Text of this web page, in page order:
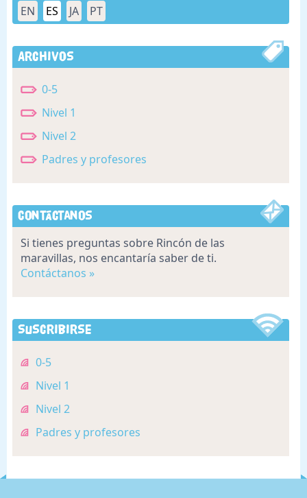
EN ES JA PT
Archivos
0-5
Nivel 1
Nivel 2
Padres y profesores
Contáctanos
Si tienes preguntas sobre Rincón de las
maravillas, nos encantaría saber de ti.
Contáctanos »
Suscribirse
0-5
Nivel 1
Nivel 2
Padres y profesores